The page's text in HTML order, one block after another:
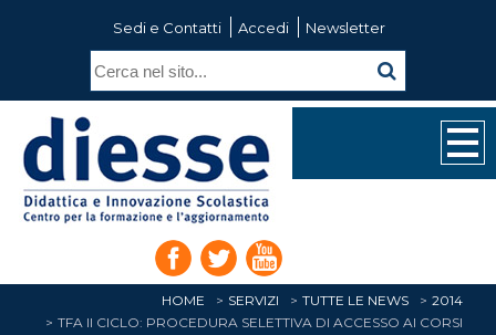
Sedi e Contatti Accedi Newsletter
HOME SERVIZI TUTTE LE NEWS
2014
TFA II CICLO: PROCEDURA SELETTIVA DI ACCESSO AI CORSI